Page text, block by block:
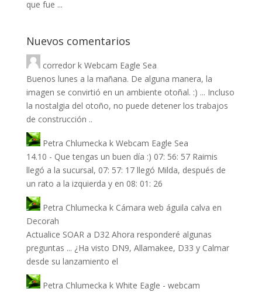
que fue ...
Nuevos comentarios
corredork Webcam Eagle Sea
Buenos lunes a la mañana. De alguna manera, la
imagen se convirtió en un ambiente otoñal. :) ... Incluso
la nostalgia del otoño, no puede detener los trabajos
de construcción ..
Petra Chlumecka k Webcam Eagle Sea
14.10 - Que tengas un buen día :) 07: 56: 57 Raimis
llegó a la sucursal, 07: 57: 17 llegó Milda, después de
un rato a la izquierda y en 08: 01: 26
Petra Chlumecka k Cámara web águila calva en
Decorah
Actualice SOAR a D32 Ahora responderé algunas
preguntas ... ¿Ha visto DN9, Allamakee, D33 y Calmar
desde su lanzamiento el
Petra Chlumecka k White Eagle - webcam